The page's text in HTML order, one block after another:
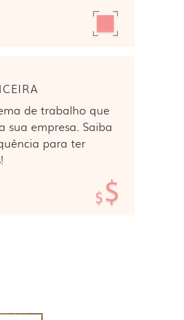
de trabalho que
sua empresa. Saiba
para ter